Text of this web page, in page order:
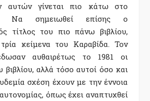
αυτών γίνεται πιο κάτω στο
Να σημειωθεί επίσης ο
τίτλος του πιο πάνω βιβλίου,
κείμενα του Καραβίδα. Τον
αυθαιρέτως το 1981 οι
βιβλίου, αλλά τόσο αυτοί όσο και
σχέση έχουν με την έννοια
όπως έχει αναπτυχθεί